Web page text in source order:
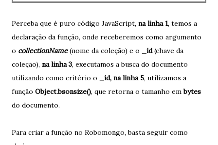
Perceba que é puro código JavaScript, na linha 1, temos a
declaração da função, onde receberemos como argumento
o collectionName(nome da coleção) e o _id(chave da
coleção), na linha 3, executamos a busca do documento
utilizando como critério o
_id, na linha 5, utilizamos a
função Object.bsonsize(), que retorna o tamanho embytes
do documento.
Para criar a função no Robomongo, basta seguir como